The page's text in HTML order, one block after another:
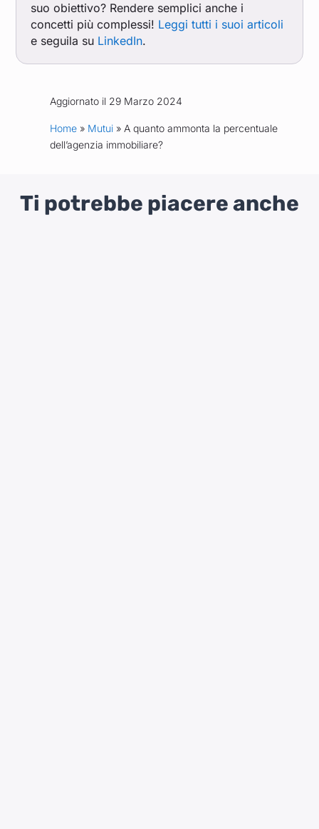
suo obiettivo? Rendere semplici anche i
concetti più complessi! Leggi tutti i suoi articoli
e seguila su LinkedIn.
Aggiornato il 29 Marzo 2024
Home» Mutui» A quanto ammonta la percentuale
dell’agenzia immobiliare?
Ti potrebbe piacere anche